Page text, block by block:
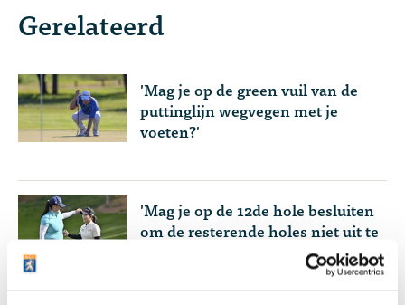
Gerelateerd
'Mag je op de green vuil van de
puttinglijn wegvegen met je
voeten?'
'Mag je op de 12de hole besluiten
om de resterende holes niet uit te
spelen en de partij te halven?'